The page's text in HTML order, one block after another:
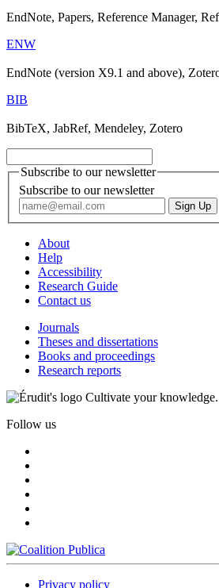
EndNote, Papers, Reference Manager,
ENW
EndNote (version X9.1 and above),
BIB
BibTeX, JabRef, Mendeley, Zotero
Subscribe to our newsletter
Subscribe to our newsletter
About
Help
Accessibility
Research Guide
Contact us
Journals
Theses and dissertations
Books and proceedings
Research reports
Cultivate your knowledge.
Follow us
Privacy policy